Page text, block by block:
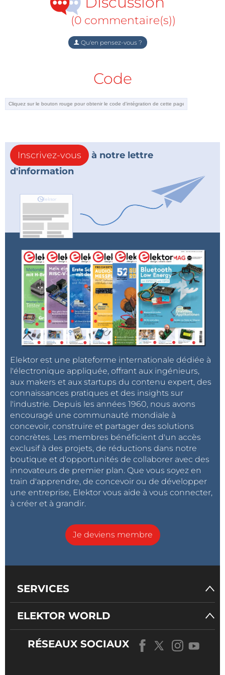
(0 commentaire(s))
Qu'en pensez-vous ?
Code
Inscrivez-vous
à notre lettre
d'information
Elektor est une plateforme internationale dédiée à
l'électronique appliquée, offrant aux ingénieurs,
aux makers et aux startups du contenu expert, des
connaissances pratiques et des insights sur
l'industrie. Depuis les années 1960, nous avons
encouragé une communauté mondiale à
concevoir, construire et partager des solutions
concrètes. Les membres bénéficient d'un accès
exclusif à des projets, de réductions dans notre
boutique et d'opportunités de collaborer avec des
innovateurs de premier plan. Que vous soyez en
train d'apprendre, de concevoir ou de développer
une entreprise, Elektor vous aide à vous connecter,
à créer et à grandir.
Je deviens membre
SERVICES
ELEKTOR WORLD
RÉSEAUX SOCIAUX